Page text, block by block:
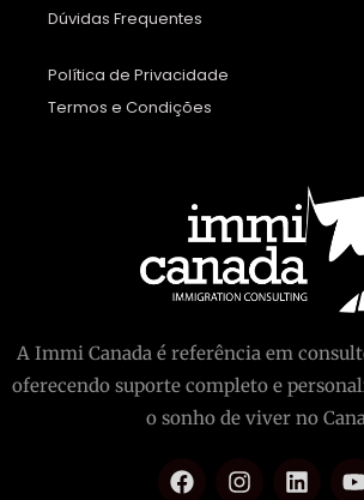
Dúvidas Frequentes
Política de Privacidade
Termos e Condições
A Immi Canada é referência em
oferecendo suporte completo e
o sonho de viver no